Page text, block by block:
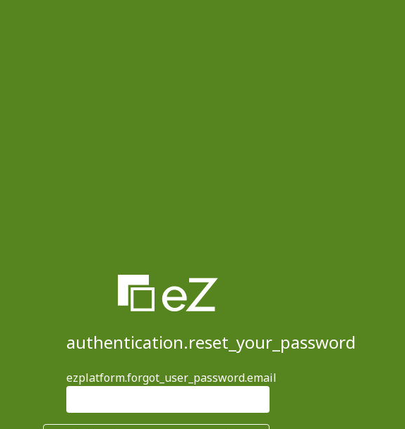
authentication.reset_your_password
ezplatform.forgot_user_password.email